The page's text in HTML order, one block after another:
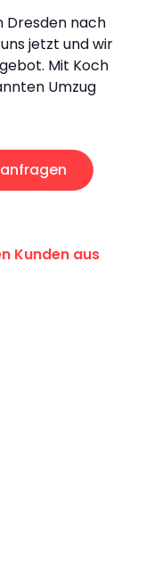
Dresden nach
jetzt und wir
Mit Koch
Umzug
Kunden aus